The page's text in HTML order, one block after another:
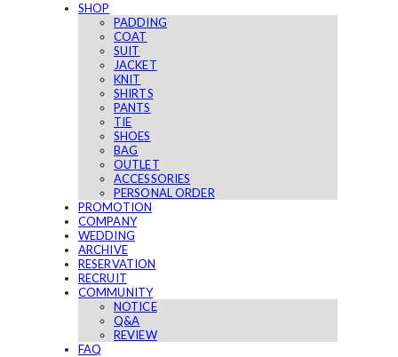
SHOP
PADDING
COAT
SUIT
JACKET
KNIT
SHIRTS
PANTS
TIE
SHOES
BAG
OUTLET
ACCESSORIES
PERSONAL ORDER
PROMOTION
COMPANY
WEDDING
ARCHIVE
RESERVATION
RECRUIT
COMMUNITY
NOTICE
Q&A
REVIEW
FAQ